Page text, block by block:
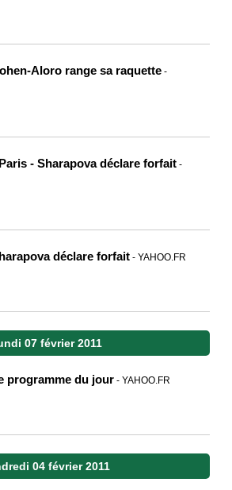
Aloro range sa raquette -
- Sharapova déclare forfait -
déclare forfait - YAHOO.FR
07 février 2011
programme du jour - YAHOO.FR
04 février 2011